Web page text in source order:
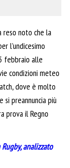
reso noto che la
l’undicesimo
febbraio alle
condizioni meteo
dove è molto
si preannuncia più
prova il Regno
analizzato